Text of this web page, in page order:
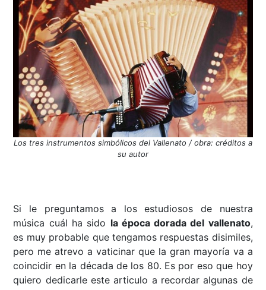
Los tres instrumentos simbólicos del Vallenato / obra: créditos a
su autor
Si le preguntamos a los estudiosos de nuestra
música cuál ha sido la época dorada del vallenato,
es muy probable que tengamos respuestas disimiles,
pero me atrevo a vaticinar que la gran mayoría va a
coincidir en la década de los 80. Es por eso que hoy
quiero dedicarle este articulo a recordar algunas de